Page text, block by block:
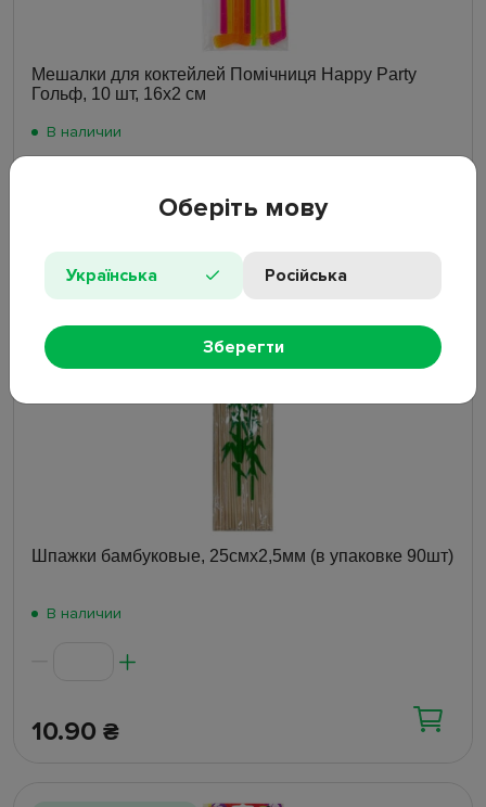
Мешалки для коктейлей Помічниця Happy Party
Гольф, 10 шт, 16x2 см
В наличии
27.40₴
Хит
Шпажки бамбуковые, 25смх2,5мм (в упаковке 90шт)
В наличии
10.90 ₴
Оберіть мову
Українська Російська
Зберегти